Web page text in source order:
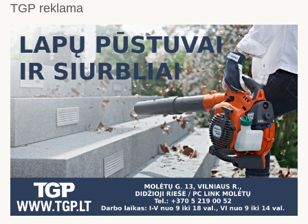
TGP reklama